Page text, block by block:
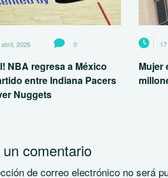
abril, 2026 0
NBA regresa a México
entre Indiana Pacers
Nuggets
Mujer
un comentario
de correo electrónico no será